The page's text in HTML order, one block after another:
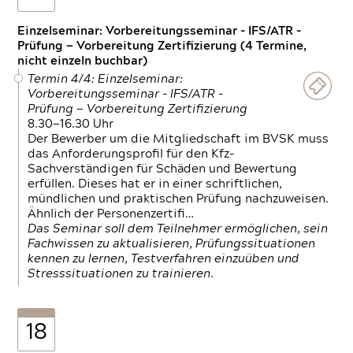
Einzelseminar: Vorbereitungsseminar - IFS/ATR -
Prüfung — Vorbereitung Zertifizierung (4 Termine,
nicht einzeln buchbar)
Termin 4/4: Einzelseminar:
Vorbereitungsseminar - IFS/ATR -
Prüfung — Vorbereitung Zertifizierung
8.30—16.30 Uhr
Der Bewerber um die Mitgliedschaft im BVSK muss
das Anforderungsprofil für den Kfz-
Sachverständigen für Schäden und Bewertung
erfüllen. Dieses hat er in einer schriftlichen,
mündlichen und praktischen Prüfung nachzuweisen.
Ähnlich der Personenzertifi…
Das Seminar soll dem Teilnehmer ermöglichen, sein
Fachwissen zu aktualisieren, Prüfungssituationen
kennen zu lernen, Testverfahren einzuüben und
Stresssituationen zu trainieren.
18